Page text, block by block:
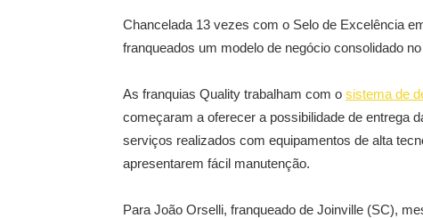
Chancelada 13 vezes com o Selo de Excelência
franqueados um modelo de negócio consolidado
As franquias Quality trabalham com o sistema de
começaram a oferecer a possibilidade de entrega
serviços realizados com equipamentos de alta
apresentarem fácil manutenção.
Para João Orselli, franqueado de Joinville (SC),